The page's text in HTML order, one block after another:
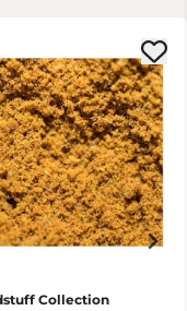
Collection